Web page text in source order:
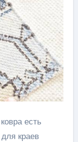
есть
краев